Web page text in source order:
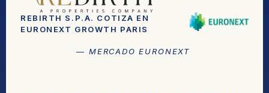
REBIRTH S.P.A. COTIZA EN
EURONEXT GROWTH PARIS
— MERCADO EURONEXT